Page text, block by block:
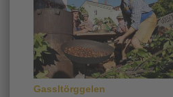
Gassltörggelen